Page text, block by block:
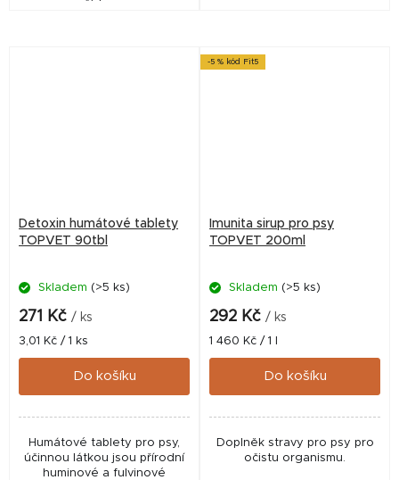
Detoxin humátové tablety
TOPVET 90tbl
Skladem (>5 ks)
271 Kč / ks
Měrná
cena:
3,01 Kč / 1 ks
Do košíku
Humátové tablety pro psy,
účinnou látkou jsou přírodní
huminové a fulvinové
-5 % kód Fit5
Imunita sirup pro psy
TOPVET 200ml
Skladem (>5 ks)
292 Kč / ks
Měrná
cena:
1 460 Kč / 1 l
Do košíku
Doplněk stravy pro psy pro
očistu organismu.